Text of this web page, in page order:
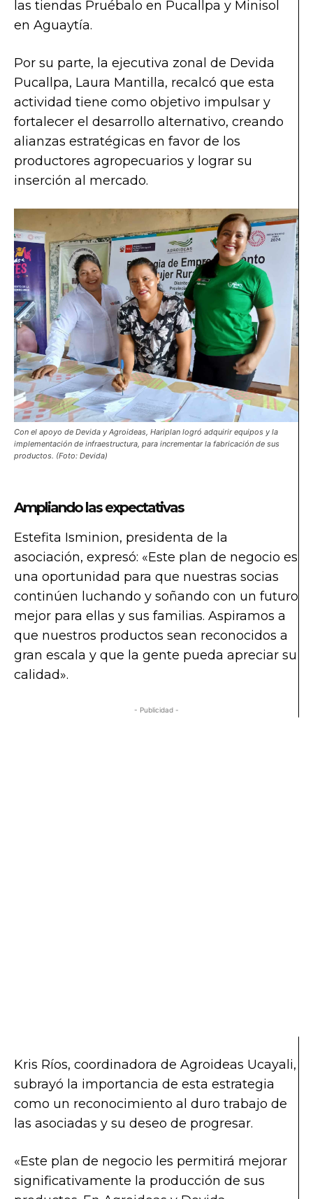
las tiendas Pruébalo en Pucallpa y Minisol
en Aguaytía.
Por su parte, la ejecutiva zonal de Devida
Pucallpa, Laura Mantilla, recalcó que esta
actividad tiene como objetivo impulsar y
fortalecer el desarrollo alternativo, creando
alianzas estratégicas en favor de los
productores agropecuarios y lograr su
inserción al mercado.
Con el apoyo de Devida y Agroideas, Hariplan logró adquirir equipos y la
implementación de infraestructura, para incrementar la fabricación de sus
productos. (Foto: Devida)
Ampliando las expectativas
Estefita Isminion, presidenta de la
asociación, expresó: «Este plan de negocio es
una oportunidad para que nuestras socias
continúen luchando y soñando con un futuro
mejor para ellas y sus familias. Aspiramos a
que nuestros productos sean reconocidos a
gran escala y que la gente pueda apreciar su
calidad».
- Publicidad -
Kris Ríos, coordinadora de Agroideas Ucayali,
subrayó la importancia de esta estrategia
como un reconocimiento al duro trabajo de
las asociadas y su deseo de progresar.
«Este plan de negocio les permitirá mejorar
significativamente la producción de sus